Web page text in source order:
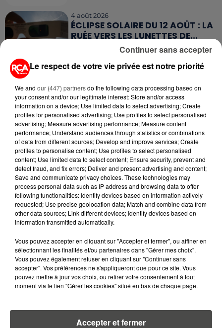
4 août 2026
ÉCLIPSE SOLAIRE DU 12 AOÛT : LA
RUÉE VERS LES LUNETTES DE...
4 août 2026
AVEZ LE DROIT DE FAIRE... ET LES
ERREURS...
3 août 2026
ASSURANCES : TOUT SAVOIR
SUR L'AUGMENTATION DE LA «
TAXE ATTENTAT »...
RETROUVEZ TOUTE L'ACTU DE LA RÉGION ET
RECEVEZ LES ALERTES INFOS DE LA RÉDACTION
RCA
RCA
Le respect de votre vie privée est notre priorité
We and our (447) partnersdo the following data processing based on
your consent and/or our legitimate interest: Store and/or access
information on a device; Use limited data to select advertising; Create
profiles for personalised advertising; Use profiles to select personalised
advertising; Measure advertising performance; Measure content
performance; Understand audiences through statistics or combinations
of data from different sources; Develop and improve services; Create
profiles to personalise content; Use profiles to select personalised
content; Use limited data to select content; Ensure security, prevent and
detect fraud, and fix errors; Deliver and present advertising and content;
Save and communicate privacy choices. These technologies may
process personal data such as IP address and browsing data to offer
following functionalities: Identify devices based on information actively
requested; Use precise geolocation data; Match and combine data from
other data sources; Link different devices; Identify devices based on
information transmitted automatically.
Vous pouvez accepter en cliquant sur "Accepter et fermer", ou affiner en
sélectionnant les finalités et/ou partenaires dans "Gérer mes choix".
Vous pouvez également refuser en cliquant sur "Continuer sans
accepter". Vos préférences ne s'appliqueront que pour ce site. Vous
pouvez mettre à jour vos choix, ou retirer votre consentement à tout
moment via le lien "Gérer les cookies" situé en bas de chaque page.
Accepter et fermer
Continuer sans accepter